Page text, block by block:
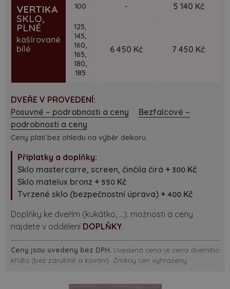
VERTIKA
SKLO,
PLNÉ
kašírované
bílé
100 - 5 140 Kč
125,
145,
160,
165,
180,
185
6 450 Kč 7 450 Kč
DVEŘE V PROVEDENÍ:
Posuvné – podrobnosti a ceny
Bezfalcové –
podrobnosti a ceny
Ceny platí bez ohledu na výběr dekoru.
Příplatky a doplňky:
Sklo mastercarre, screen, činčila čirá + 300Kč
Sklo matelux bronz + 550Kč
Tvrzené sklo (bezpečnostní úprava) + 400Kč
Doplňky ke dveřím (kukátko, …): možnosti a ceny
najdete v oddělení DOPLŇKY.
Ceny jsou uvedeny bez DPH. Uvedená cena je cena dveřního
křídla (bez zárubně a kování). Změny cen vyhrazeny.